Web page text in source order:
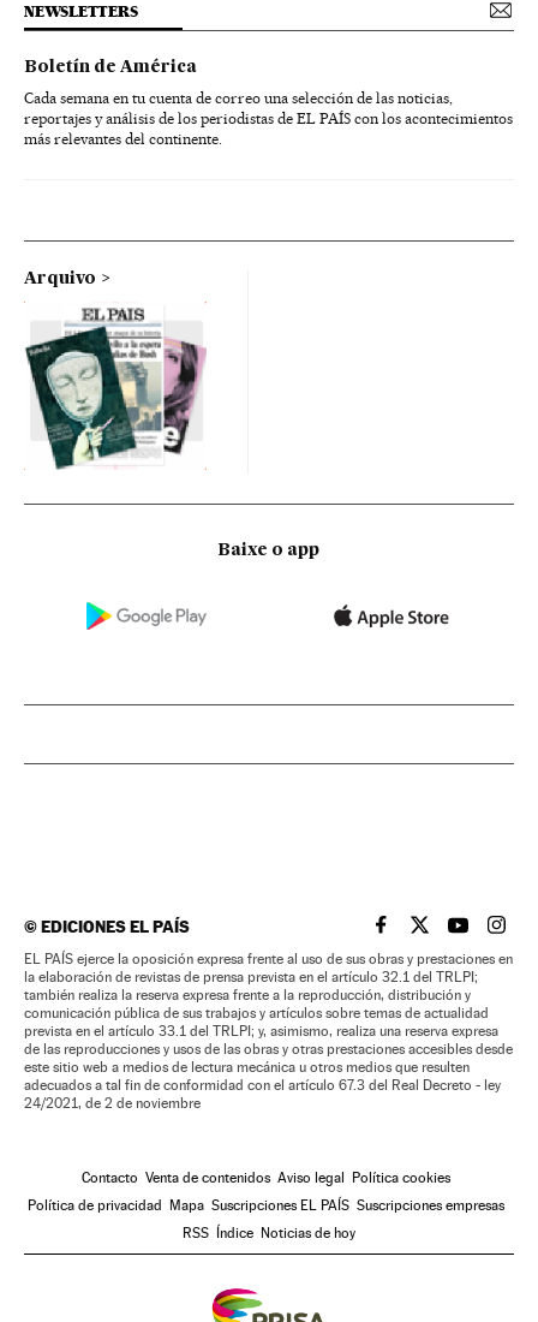
NEWSLETTERS
Boletín de América
Cada semana en tu cuenta de correo una selección de las noticias,
reportajes y análisis de los periodistas de EL PAÍS con los acontecimientos
más relevantes del continente.
Arquivo
Baixe o app
©EDICIONES EL PAÍS EL PAÍS BRASIL EN
EL PAÍSEL PAÍS
EL
EL PAÍS ejerce la oposición expresa frente al uso de sus obras y prestaciones en
la elaboración de revistas de prensa prevista en el artículo 32.1 del TRLPI;
también realiza la reserva expresa frente a la reproducción, distribución y
comunicación pública de sus trabajos y artículos sobre temas de actualidad
prevista en el artículo 33.1 del TRLPI; y, asimismo, realiza una reserva expresa
de las reproducciones y usos de las obras y otras prestaciones accesibles desde
este sitio web a medios de lectura mecánica u otros medios que resulten
adecuados a tal fin de conformidad con el artículo 67.3 del Real Decreto - ley
24/2021, de 2 de noviembre
Contacto Venta de contenidos Aviso legal
Política cookies
Política de privacidad
Mapa Suscripciones EL PAÍS Suscripciones empresas
RSS
Índice Noticias de hoy